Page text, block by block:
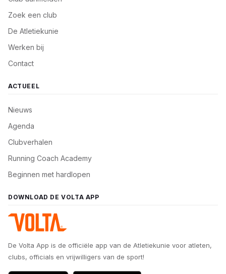
Zoek een club
De Atletiekunie
Werken bij
Contact
ACTUEEL
Nieuws
Agenda
Clubverhalen
Running Coach Academy
Beginnen met hardlopen
DOWNLOAD DE VOLTA APP
De Volta App is de officiële app van de Atletiekunie voor atleten,
clubs, officials en vrijwilligers van de sport!